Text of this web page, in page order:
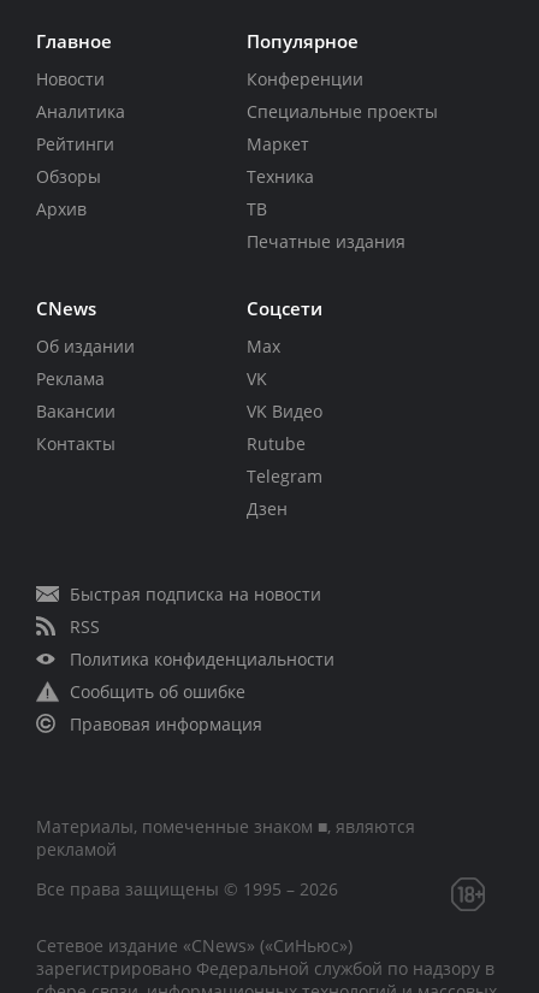
Главное
Новости
Аналитика
Рейтинги
Обзоры
Архив
Популярное
Конференции
Специальные проекты
Маркет
Техника
ТВ
Печатные издания
CNews
Об издании
Реклама
Вакансии
Контакты
Соцсети
Max
VK
VK Видео
Rutube
Telegram
Дзен
Быстрая подписка на новости
RSS
Политика конфиденциальности
Сообщить об ошибке
Правовая информация
Материалы, помеченные знаком ■, являются
рекламой
Все права защищены © 1995 – 2026
Сетевое издание «CNews» («СиНьюс»)
зарегистрировано Федеральной службой по надзору в